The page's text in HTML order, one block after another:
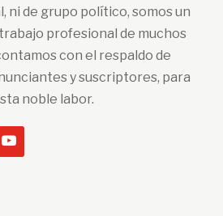
ni de grupo político, somos un
profesional de muchos
con el respaldo de
y suscriptores, para
noble labor.